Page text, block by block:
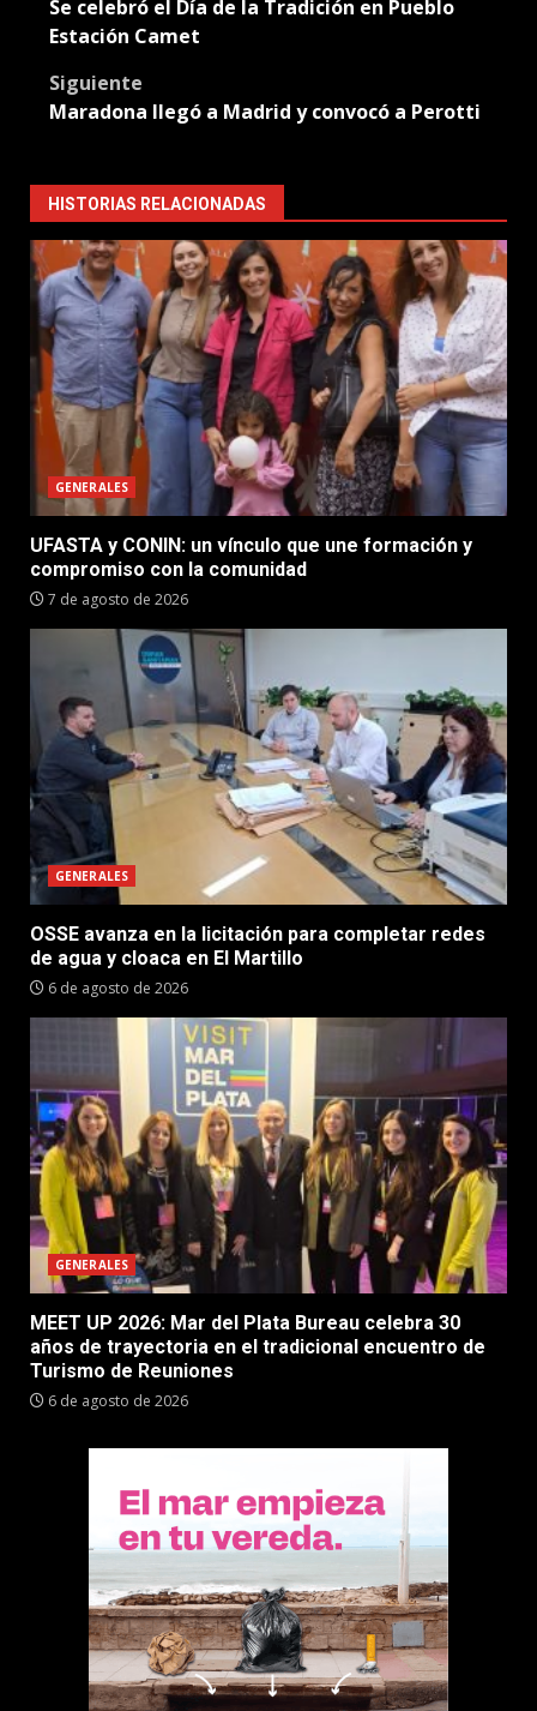
navigation
Se celebró el Día de la Tradición en Pueblo
Estación Camet
Siguiente
Maradona llegó a Madrid y convocó a Perotti
HISTORIAS RELACIONADAS
GENERALES
UFASTA y CONIN: un vínculo que une formación y
compromiso con la comunidad
7 de agosto de 2026
GENERALES
OSSE avanza en la licitación para completar redes
de agua y cloaca en El Martillo
6 de agosto de 2026
GENERALES
MEET UP 2026: Mar del Plata Bureau celebra 30
años de trayectoria en el tradicional encuentro de
Turismo de Reuniones
6 de agosto de 2026